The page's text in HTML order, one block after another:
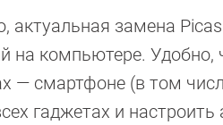
актуальная замена
на компьютере. Удобно,
— смартфоне (в том
гаджетах и